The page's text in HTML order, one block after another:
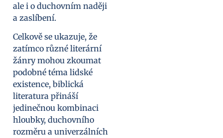
ale i o duchovním naději
a zaslíbení.
Celkově se ukazuje, že
zatímco různé literární
žánry mohou zkoumat
podobné téma lidské
existence, biblická
literatura přináší
jedinečnou kombinaci
hloubky, duchovního
rozměru a univerzálních